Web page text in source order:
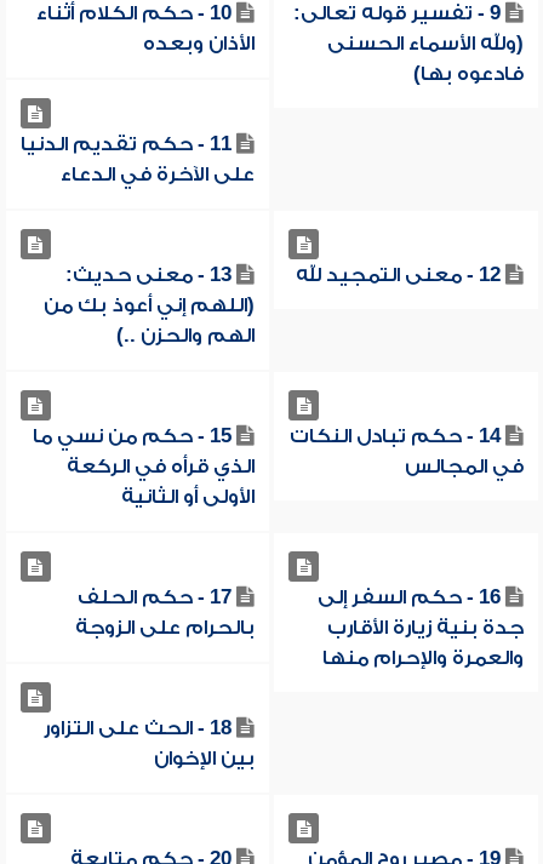
9 - تفسير قوله تعالى:
(ولله الأسماء الحسنى
فادعوه بها)
10 - حكم الكلام أثناء
الأذان وبعده
11 - حكم تقديم الدنيا
على الآخرة في الدعاء
12 - معنى التمجيد لله
13 - معنى حديث:
(اللهم إني أعوذ بك من
الهم والحزن ..)
14 - حكم تبادل النكات
في المجالس
15 - حكم من نسي ما
الذي قرأه في الركعة
الأولى أو الثانية
16 - حكم السفر إلى
جدة بنية زيارة الأقارب
والعمرة والإحرام منها
17 - حكم الحلف
بالحرام على الزوجة
18 - الحث على التزاور
بين الإخوان
19 - مصير روح المؤمن 20 - حكم متابعة